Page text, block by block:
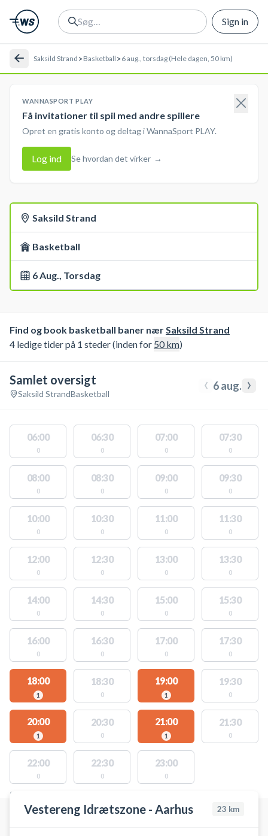
Sign in
Saksild Strand >Basketball >6 aug., torsdag (Hele dagen, 50 km)
WANNASPORT PLAY
Få invitationer til spil med andre spillere
Opret en gratis konto og deltag i WannaSport PLAY.
Log ind Se hvordan det virker →
Saksild Strand
Basketball
6 Aug., Torsdag
Find og book basketball baner nærSaksild Strand
4 ledige tider på 1 steder (inden for 50km)
Samlet oversigt
Saksild StrandBasketball ‹ 6 aug. ›
06:00
0
06:30
0
07:00
0
07:30
0
08:00
0
08:30
0
09:00
0
09:30
0
10:00
0
10:30
0
11:00
0
11:30
0
12:00
0
12:30
0
13:00
0
13:30
0
14:00
0
14:30
0
15:00
0
15:30
0
16:00
0
16:30
0
17:00
0
17:30
0
18:00
1
18:30
0
19:00
1
19:30
0
20:00
1
20:30
0
21:00
1
21:30
0
22:00
0
22:30
0
23:00
0
STEDER MED LEDIGE AKTIVITETER
Vestereng Idrætszone - Aarhus 23 km